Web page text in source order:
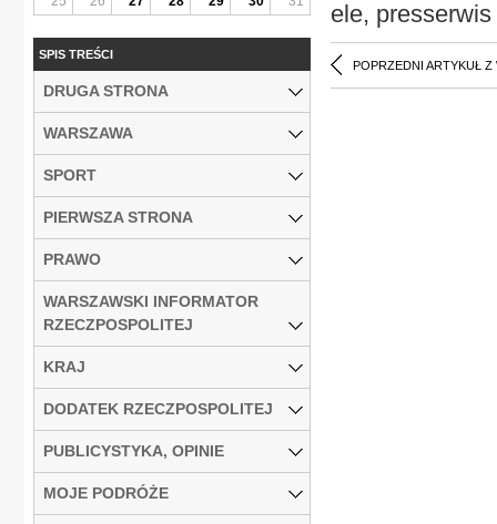
ele, presserwis
POPRZEDNI ARTYKUŁ Z
SPIS TREŚCI
DRUGA STRONA
WARSZAWA
SPORT
PIERWSZA STRONA
PRAWO
WARSZAWSKI INFORMATOR
RZECZPOSPOLITEJ
KRAJ
DODATEK RZECZPOSPOLITEJ
PUBLICYSTYKA, OPINIE
MOJE PODRÓŻE